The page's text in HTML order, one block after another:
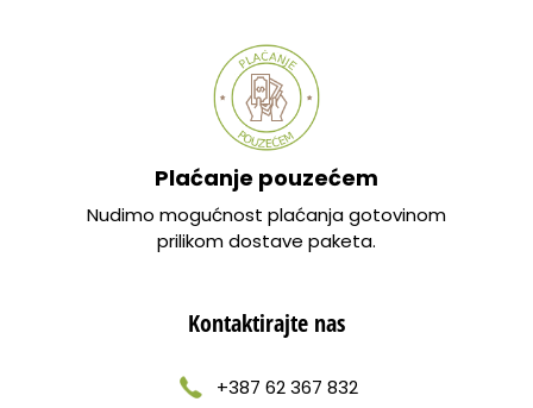
Plaćanje pouzećem
Nudimo mogućnost plaćanja gotovinom
prilikom dostave paketa.
Kontaktirajte nas
+387 62 367 832